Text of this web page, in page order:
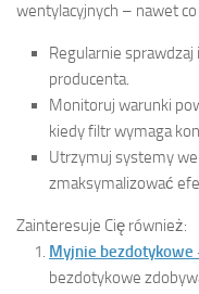
wentylacyjnych – nawet
Regularnie
producenta.
Monitoruj warunki
kiedy filtr wymaga
Utrzymuj systemy
zmaksymalizować
Zainteresuje Cię również:
Myjnie bezdotykowe
bezdotykowe